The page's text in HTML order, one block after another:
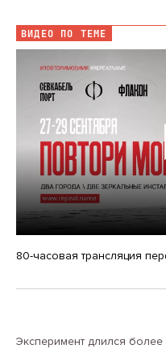
ВИДЕО ПО ТЕМЕ
80-часовая трансляция
Эксперимент длился